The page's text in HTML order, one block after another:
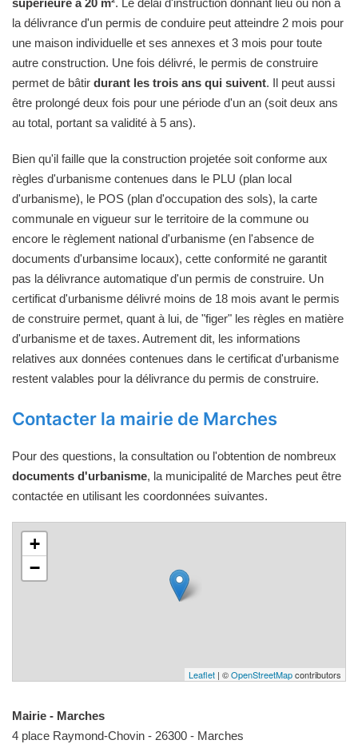
la délivrance d'un permis de conduire peut atteindre 2 mois pour
une maison individuelle et ses annexes et 3 mois pour toute
autre construction. Une fois délivré, le permis de construire
permet de bâtir durant les trois ans qui suivent. Il peut aussi
être prolongé deux fois pour une période d'un an (soit deux ans
au total, portant sa validité à 5 ans).
Bien qu'il faille que la construction projetée soit conforme aux
règles d'urbanisme contenues dans le PLU (plan local
d'urbanisme), le POS (plan d'occupation des sols), la carte
communale en vigueur sur le territoire de la commune ou
encore le règlement national d'urbanisme (en l'absence de
documents d'urbansime locaux), cette conformité ne garantit
pas la délivrance automatique d'un permis de construire. Un
certificat d'urbanisme délivré moins de 18 mois avant le permis
de construire permet, quant à lui, de "figer" les règles en matière
d'urbanisme et de taxes. Autrement dit, les informations
relatives aux données contenues dans le certificat d'urbanisme
restent valables pour la délivrance du permis de construire.
Contacter la mairie de Marches
Pour des questions, la consultation ou l'obtention de nombreux
documents d'urbanisme, la municipalité de Marches peut être
contactée en utilisant les coordonnées suivantes.
+
−
Leaflet | ©OpenStreetMapcontributors
Mairie - Marches
4 place Raymond-Chovin - 26300 - Marches